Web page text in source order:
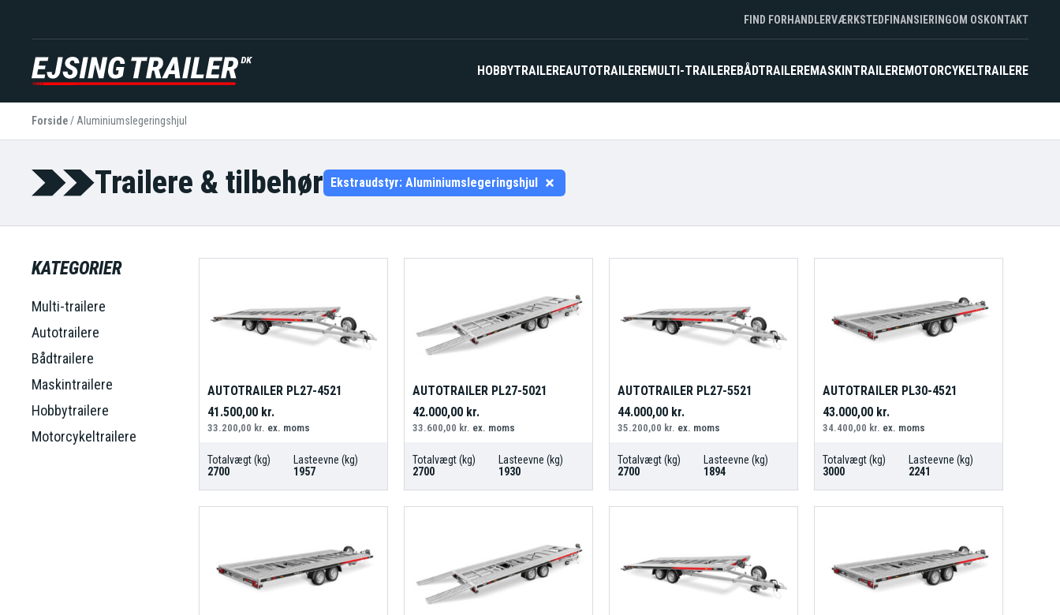
FIND FORHANDLERVÆRKSTEDFINANSIERINGOM OSKONTAKT
HOBBYTRAILEREAUTOTRAILEREMULTI-TRAILEREBÅDTRAILEREMASKINTRAILEREMOTORCYKELTRAILERE
Forside/ Aluminiumslegeringshjul
Trailere & tilbehør Ekstraudstyr: Aluminiumslegeringshjul
KATEGORIER
Multi-trailere
Autotrailere
Bådtrailere
Maskintrailere
Hobbytrailere
Motorcykeltrailere
AUTOTRAILER PL27-4521
41.500,00 kr.
33.200,00 kr. ex. moms
Totalvægt (kg)
2700
Lasteevne (kg)
1957
AUTOTRAILER PL27-5021
42.000,00 kr.
33.600,00 kr. ex. moms
Totalvægt (kg)
2700
Lasteevne (kg)
1930
AUTOTRAILER PL27-5521
44.000,00 kr.
35.200,00 kr. ex. moms
Totalvægt (kg)
2700
Lasteevne (kg)
1894
AUTOTRAILER PL30-4521
43.000,00 kr.
34.400,00 kr. ex. moms
Totalvægt (kg)
3000
Lasteevne (kg)
2241